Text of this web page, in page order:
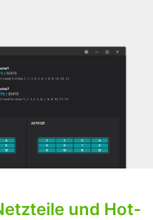
und Hot-